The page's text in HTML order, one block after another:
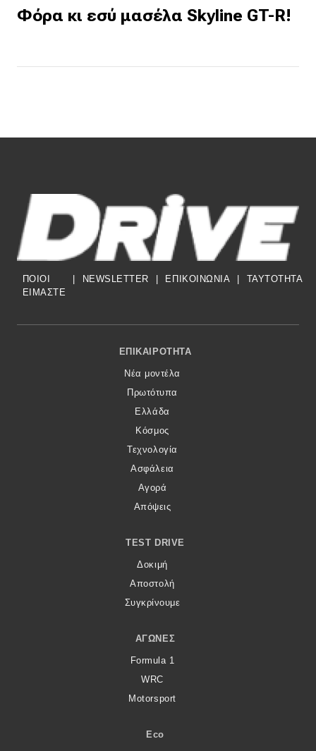
Φόρα κι εσύ μασέλα Skyline GT-R!
ΠΟΙΟΙ
ΕΙΜΑΣΤΕ
NEWSLETTER ΕΠΙΚΟΙΝΩΝΙΑ TAYTOTHTA
Footer Menu
ΕΠΙΚΑΙΡΌΤΗΤΑ
Νέα μοντέλα
Πρωτότυπα
Ελλάδα
Κόσμος
Τεχνολογία
Ασφάλεια
Αγορά
Απόψεις
TEST DRIVE
Δοκιμή
Αποστολή
Συγκρίνουμε
ΑΓΏΝΕΣ
Formula 1
WRC
Motorsport
Eco